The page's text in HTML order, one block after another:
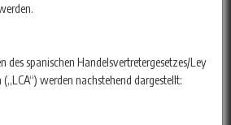
des spanischen Handelsvertretergesetzes/Ley
werden nachstehend dargestellt: